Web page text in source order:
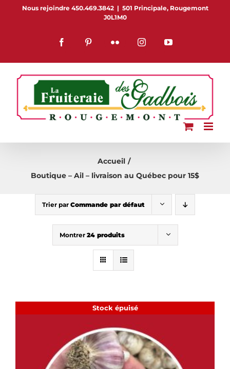
PasserNous rejoindre 450.469.3842 | 501 Principale, Rougemont
J0L1M0
FacebookPinterestFlickr InstagramYouTube
Accueil
Boutique – Ail – livraison au Québec pour 15$
Trier par Commande par défaut
Montrer 24 produits
Stock épuisé